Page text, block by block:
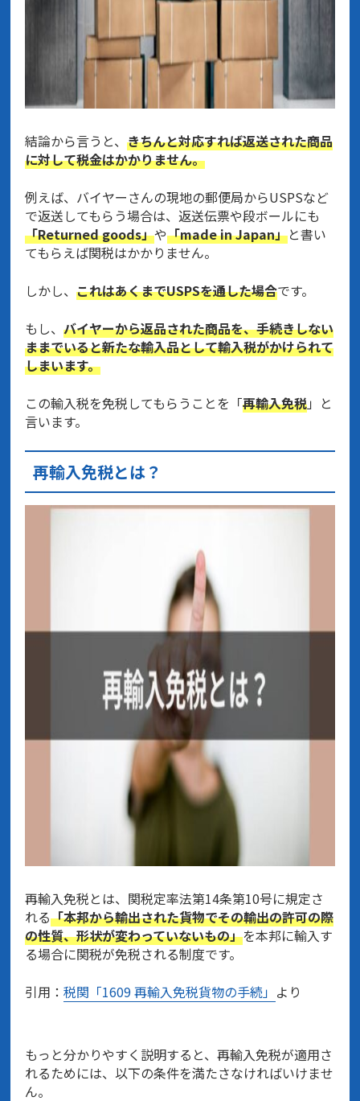
結論から言うと、きちんと対応すれば返送された商品
に対して税金はかかりません。
例えば、バイヤーさんの現地の郵便局からUSPSなど
で返送してもらう場合は、返送伝票や段ボールにも
「Returned goods」や「made in Japan」と書い
てもらえば関税はかかりません。
しかし、これはあくまでUSPSを通した場合です。
もし、バイヤーから返品された商品を、手続きしない
ままでいると新たな輸入品として輸入税がかけられて
しまいます。
この輸入税を免税してもらうことを「再輸入免税」と
言います。
再輸入免税とは？
再輸入免税とは、関税定率法第14条第10号に規定さ
れる「本邦から輸出された貨物でその輸出の許可の際
の性質、形状が変わっていないもの」を本邦に輸入す
る場合に関税が免税される制度です。
引用：税関「1609 再輸入免税貨物の手続」 より
もっと分かりやすく説明すると、再輸入免税が適用さ
れるためには、以下の条件を満たさなければいけませ
ん。